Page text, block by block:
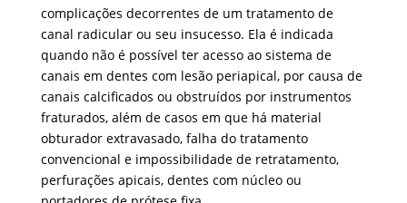
complicações decorrentes de um tratamento de
canal radicular ou seu insucesso. Ela é indicada
quando não é possível ter acesso ao sistema de
canais em dentes com lesão periapical, por causa de
canais calcificados ou obstruídos por instrumentos
fraturados, além de casos em que há material
obturador extravasado, falha do tratamento
convencional e impossibilidade de retratamento,
perfurações apicais, dentes com núcleo ou